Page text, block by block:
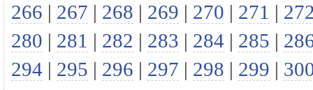
266 | 267 | 268 | 269 | 270 | 271 |
280 | 281 | 282 | 283 | 284 | 285 |
294 | 295 | 296 | 297 | 298 | 299 |